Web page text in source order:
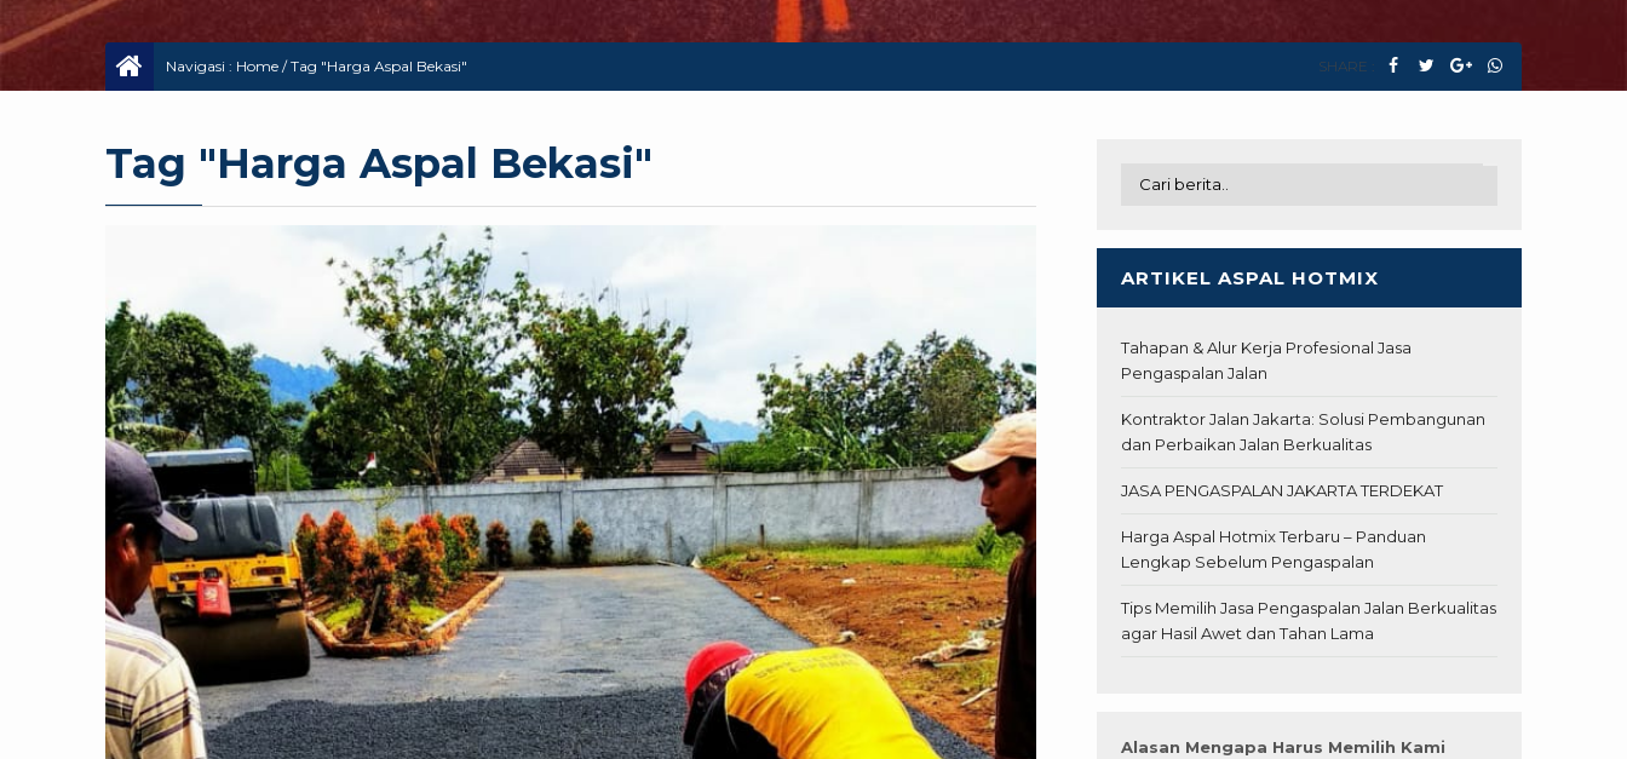
Navigasi : Home /Tag "Harga Aspal Bekasi" SHARE :
Tag "Harga Aspal Bekasi"
ARTIKEL ASPAL HOTMIX
Tahapan & Alur Kerja Profesional Jasa
Pengaspalan Jalan
Kontraktor Jalan Jakarta: Solusi Pembangunan
dan Perbaikan Jalan Berkualitas
JASA PENGASPALAN JAKARTA TERDEKAT
Harga Aspal Hotmix Terbaru – Panduan
Lengkap Sebelum Pengaspalan
Tips Memilih Jasa Pengaspalan Jalan Berkualitas
agar Hasil Awet dan Tahan Lama
Alasan Mengapa Harus Memilih Kami